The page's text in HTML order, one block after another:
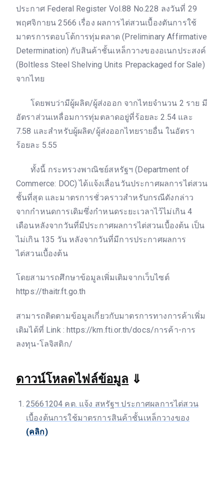
ประกาศ Federal Register Vol.88 No.228 ลงวันที่ 29
พฤศจิกายน 2566 เรื่อง ผลการไต่สวนเบื้องตันการใช้
มาตรการตอบโต้การทุ่มตลาด (Preliminary Affirmative
Determination) กับสินค้าชั้นเหล็กวางของอเนกประสงค์
(Boltless Steel Shelving Units Prepackaged for Sale)
จากไทย
โดยพบว่ามีผู้ผลิต/ผู้ส่งออก จากไทยจำนวน 2 ราย มี
อัตราส่วนเหลื่อมการทุ่มตลาดอยู่ที่ร้อยละ 2.54 และ
7.58 และสำหรับผู้ผลิต/ผู้ส่งออกไทยรายอื่น ในอัตรา
ร้อยละ 5.55
ทั้งนี้ กระทรวงพาณิชย์สหรัฐฯ (Department of
Commerce: DOC) ได้แจ้งเลื่อนวันประกาศผลการไต่สวน
ชั้นที่สุด และมาตรการชั่วคราวสำหรับกรณีดังกล่าว
จากกำหนดการเดิมซึ่งกำหนดระยะเวลาไว้ไม่เกิน 4
เดือนหลังจากวันที่มีประกาศผลการไต่สวนเบื้องต้น เป็น
ไม่เกิน 135 วัน หลังจากวันที่มีการประกาศผลการ
ไต่สวนเบื้องต้น
โดยสามารถศึกษาข้อมูลเพิ่มเติมจากเว็บไซต์
https://thaitr.ft.go.th
สามารถติดตามข้อมูลเกี่ยวกับมาตรการทางการค้าเพิ่ม
เติมได้ที่ Link : https://km.fti.or.th/docs/การค้า-การ
ลงทุน-โลจิสติก/
ดาวน์โหลดไฟล์ข้อมูล ⇓
25661204 คต. แจ้ง สหรัฐฯ ประกาศผลการไต่สวน
เบื้องต้นการใช้มาตรการสินค้าชั้นเหล็กวางของ
(คลิก)